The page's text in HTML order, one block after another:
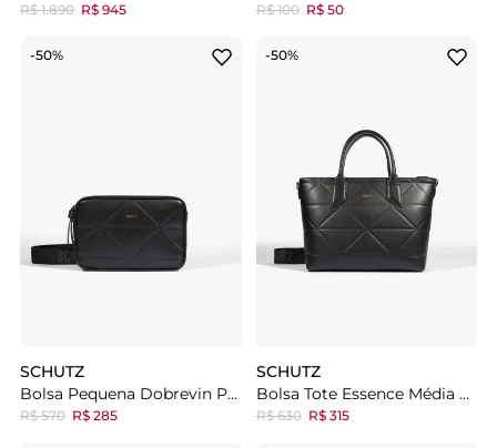
R$ 1.890 R$ 945 R$ 100 R$ 50
-50%
SCHUTZ
Bolsa Pequena Dobrevin Preta
R$ 570 R$ 285
-50%
SCHUTZ
Bolsa Tote Essence Média Preta
R$ 630 R$ 315